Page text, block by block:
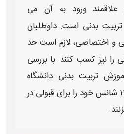
علاقمند ورود به آن می
بدنی است. داوطلبان
و اختصاصی، لازم است حد
را نیز کسب کنند. با بررسی
تربیت بدنی دانشگاه
​ شانس خود را برای قبولی در